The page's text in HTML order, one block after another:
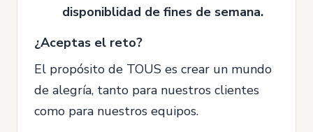
disponiblidad de fines de semana.
¿Aceptas el reto?
El propósito de TOUS es crear un mundo
de alegría, tanto para nuestros clientes
como para nuestros equipos.